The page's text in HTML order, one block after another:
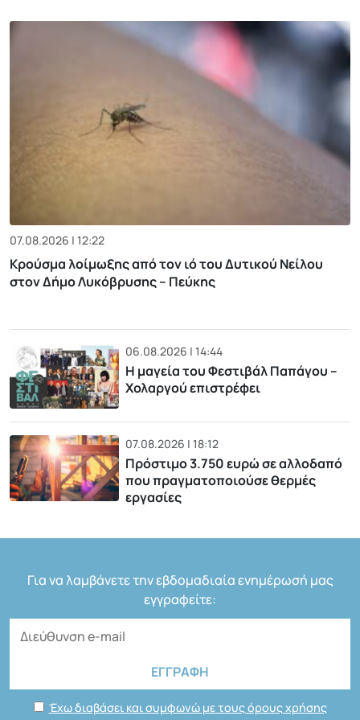
07.08.2026 | 12:22
Κρούσμα λοίμωξης από τον ιό του Δυτικού Νείλου
στον Δήμο Λυκόβρυσης – Πεύκης
06.08.2026 | 14:44
Η μαγεία του Φεστιβάλ Παπάγου –
Χολαργού επιστρέφει
07.08.2026 | 18:12
Πρόστιμο 3.750 ευρώ σε αλλοδαπό
που πραγματοποιούσε θερμές
εργασίες
Για να λαμβάνετε την εβδομαδιαία ενημέρωσή μας
εγγραφείτε:
Έχω διαβάσει και συμφωνώ με τους όρους χρήσης